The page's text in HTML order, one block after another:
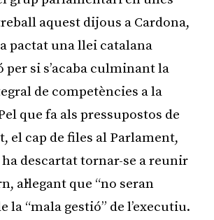
aquest dijous a Cardona,
pactat una llei catalana
per si s’acaba culminant la
de competències a la
que fa als pressupostos de
el cap de files al Parlament,
descartat tornar-se a reunir
al·legant que “no seran
la “mala gestió” de l’executiu.